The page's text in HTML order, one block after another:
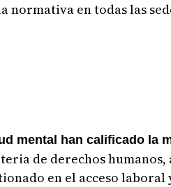
en todas las
mental han calificado la
de derechos
en el acceso laboral